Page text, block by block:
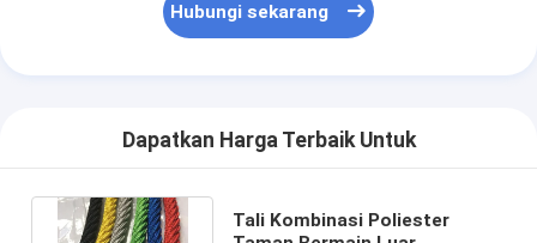
Hubungi sekarang
Dapatkan Harga Terbaik Untuk
Tali Kombinasi Poliester